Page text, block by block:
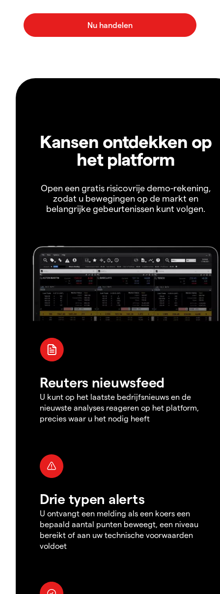
Kansen ontdekken op
het platform
Open een gratis risicovrije demo-rekening,
zodat u bewegingen op de markt en
belangrijke gebeurtenissen kunt volgen.
Reuters nieuwsfeed
U kunt op het laatste bedrijfsnieuws en de
nieuwste analyses reageren op het platform,
precies waar u het nodig heeft
Drie typen alerts
U ontvangt een melding als een koers een
bepaald aantal punten beweegt, een niveau
bereikt of aan uw technische voorwaarden
voldoet